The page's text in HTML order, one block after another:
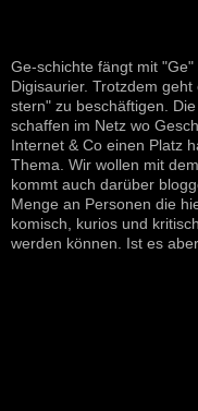
Ge-schichte fängt mit
Digisaurier. Trotzdem
stern" zu beschäftigen.
schaffen im Netz wo
Internet & Co einen Platz
Thema. Wir wollen mit
kommt auch darüber
Menge an Personen die
komisch, kurios und
werden können. Ist es